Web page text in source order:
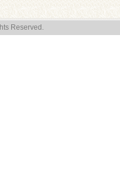
Reserved.